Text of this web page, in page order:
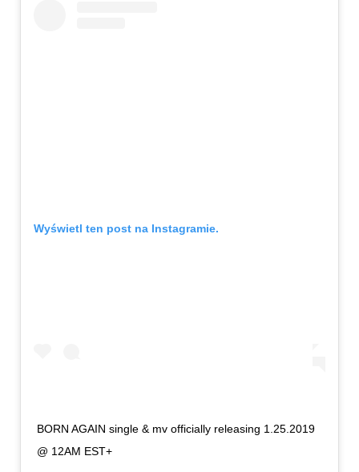
Wyświetl ten post na Instagramie.
BORN AGAIN single & mv officially releasing 1.25.2019
@ 12AM EST+